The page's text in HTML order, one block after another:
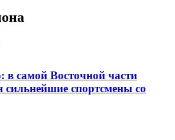
в самой Восточной части
сильнейшие спортсмены со